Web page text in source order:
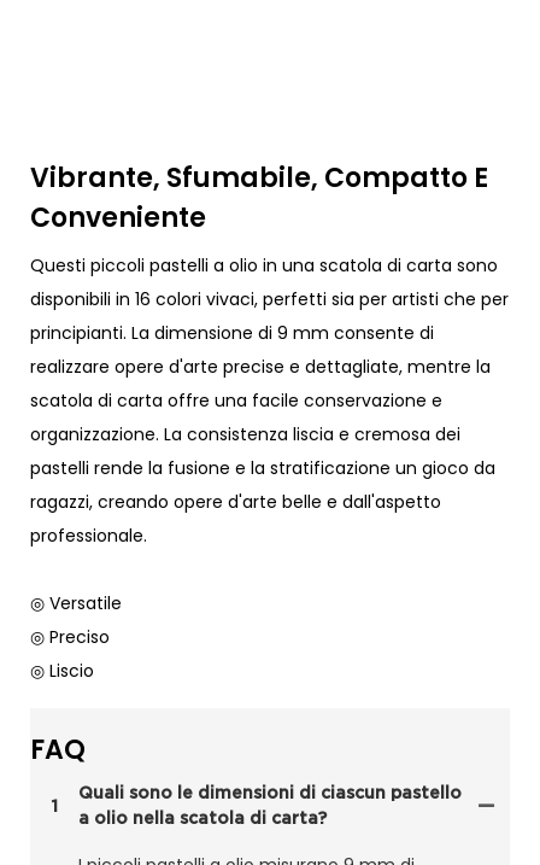
Vibrante, Sfumabile, Compatto E
Conveniente
Questi piccoli pastelli a olio in una scatola di carta sono
disponibili in 16 colori vivaci, perfetti sia per artisti che per
principianti. La dimensione di 9 mm consente di
realizzare opere d'arte precise e dettagliate, mentre la
scatola di carta offre una facile conservazione e
organizzazione. La consistenza liscia e cremosa dei
pastelli rende la fusione e la stratificazione un gioco da
ragazzi, creando opere d'arte belle e dall'aspetto
professionale.
◎ Versatile
◎ Preciso
◎ Liscio
FAQ
1
Quali sono le dimensioni di ciascun pastello
a olio nella scatola di carta?